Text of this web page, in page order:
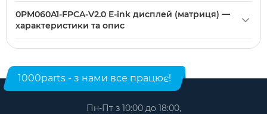
дані в описі — збіг цих параметрів допоможе відрізнити
оригінал від подібних 6" E-ink матриць.
купити в нашому інтернет-магазині. Категорія:
Екрани
0PM060A1-FPCA-V2.0 E-ink дисплей (матриця) —
характеристики та опис
1000parts - з нами все працює!
Пн-Пт з 10:00 до 18:00,